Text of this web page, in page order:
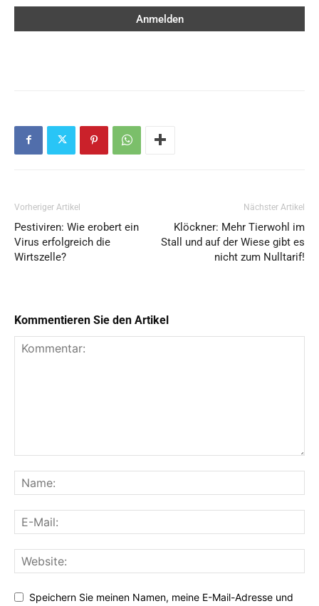
Vorheriger Artikel
Pestiviren: Wie erobert ein
Virus erfolgreich die
Wirtszelle?
Nächster Artikel
Klöckner: Mehr Tierwohl im
Stall und auf der Wiese gibt es
nicht zum Nulltarif!
Kommentieren Sie den Artikel
Speichern Sie meinen Namen, meine E-Mail-Adresse und